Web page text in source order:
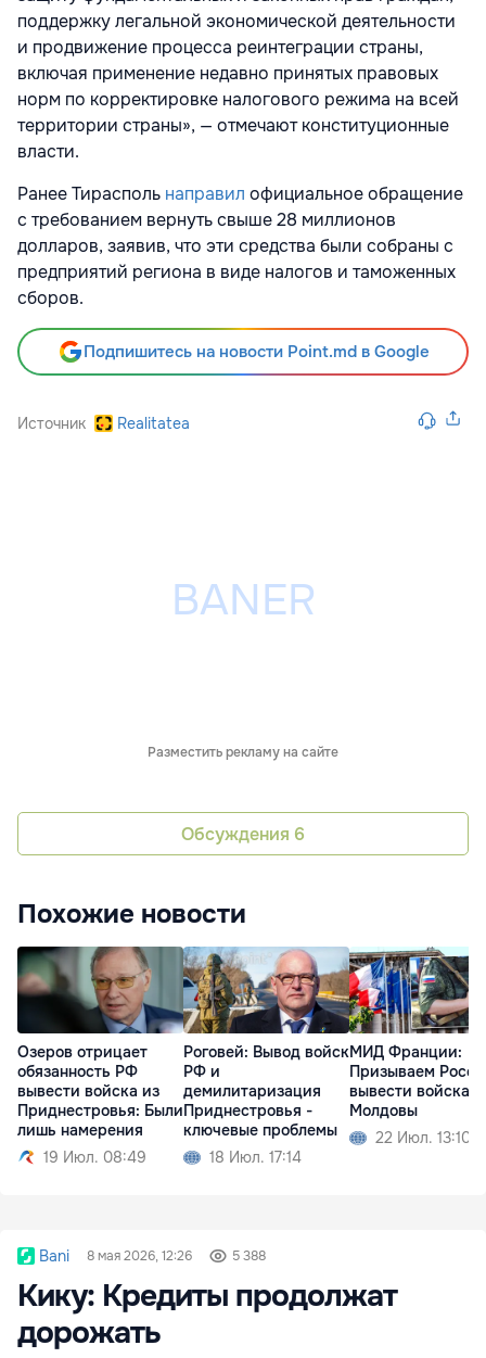
поддержку легальной экономической деятельности
и продвижение процесса реинтеграции страны,
включая применение недавно принятых правовых
норм по корректировке налогового режима на всей
территории страны», — отмечают конституционные
власти.
Ранее Тирасполь направил официальное обращение
с требованием вернуть свыше 28 миллионов
долларов, заявив, что эти средства были собраны с
предприятий региона в виде налогов и таможенных
сборов.
Подпишитесь на новости Point.md в Google
Источник Realitatea
Разместить рекламу на сайте
Обсуждения 6
Похожие новости
Озеров отрицает
обязанность РФ
вывести войска из
Приднестровья: Были
лишь намерения
19 Июл. 08:49
Роговей: Вывод войск
РФ и
демилитаризация
Приднестровья -
ключевые проблемы
18 Июл. 17:14
МИД Франции:
Призываем
вывести войска
Молдовы
22 Июл. 13:10
Bani 8 мая 2026, 12:26 5 388
Кику: Кредиты продолжат
дорожать